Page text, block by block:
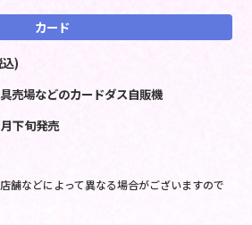
カード
)
売場などのカードダス自販機
月下旬発売
舗などによって異なる場合がございますので